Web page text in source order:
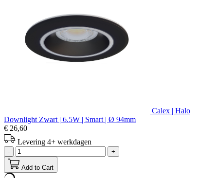
Calex | Halo
Downlight Zwart | 6.5W | Smart | Ø 94mm
€ 26,60
Levering 4+ werkdagen
- +
Add to Cart